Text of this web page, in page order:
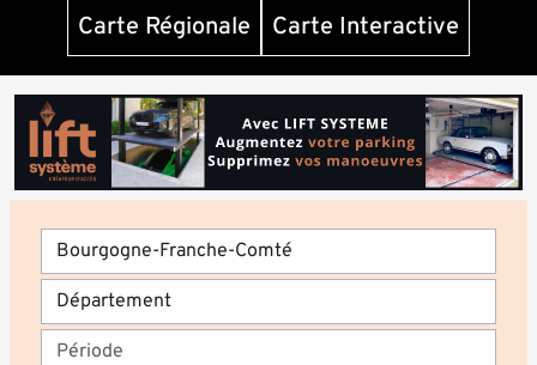
Carte Régionale
Carte Interactive